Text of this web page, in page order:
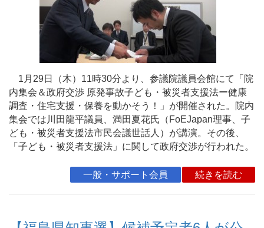
1月29日（木）11時30分より、参議院議員会館にて「院
内集会＆政府交渉 原発事故子ども・被災者支援法ー健康
調査・住宅支援・保養を動かそう！」が開催された。院内
集会では川田龍平議員、満田夏花氏（FoEJapan理事、子
ども・被災者支援法市民会議世話人）が講演。その後、
「子ども・被災者支援法」に関して政府交渉が行われた。
一般・サポート会員 続きを読む